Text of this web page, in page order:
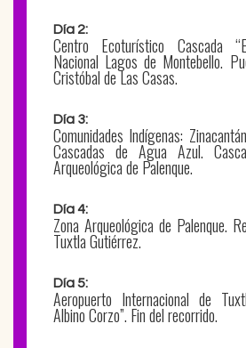
Día 2:
Centro Ecoturístico Cascada
Nacional Lagos de Montebello.
Cristóbal de Las Casas.
Día 3:
Comunidades Indígenas:
Cascadas de Agua Azul.
Arqueológica de Palenque.
Día 4:
Zona Arqueológica de Palenque.
Tuxtla Gutiérrez.
Día 5:
Aeropuerto Internacional de
Albino Corzo”. Fin del recorrido.